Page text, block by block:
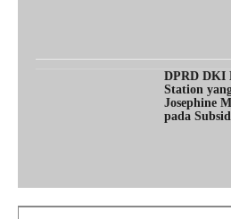
DPRD DKI
Station
Josephine
pada